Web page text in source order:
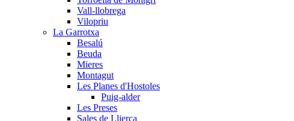
Vall-llobrega
Vilopriu
La Garrotxa
Besalú
Beuda
Mieres
Montagut
Les Planes d'Hostoles
Puig-alder
Les Preses
Sales de Llierca